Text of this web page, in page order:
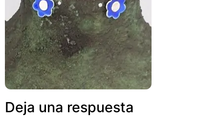
Deja una respuesta